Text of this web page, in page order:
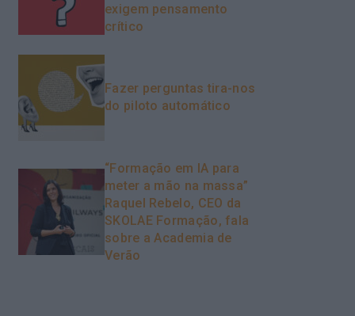
exigem pensamento
crítico
Fazer perguntas tira-nos
do piloto automático
“Formação em IA para
meter a mão na massa”
Raquel Rebelo, CEO da
SKOLAE Formação, fala
sobre a Academia de
Verão